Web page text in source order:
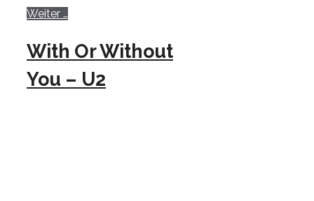
Weiter …
With Or Without
You – U2